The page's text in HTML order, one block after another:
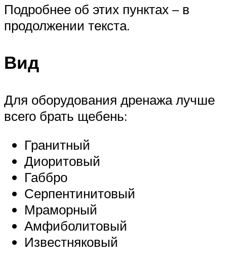
Подробнее об этих пунктах – в
продолжении текста.
Вид
Для оборудования дренажа лучше
всего брать щебень:
Гранитный
Диоритовый
Габбро
Серпентинитовый
Мраморный
Амфиболитовый
Известняковый